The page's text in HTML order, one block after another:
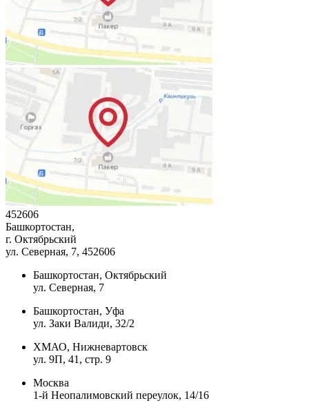
452606
Башкортостан,
г. Октябрьский
ул. Северная, 7, 452606
Башкортостан, Октябрьский
ул. Северная, 7
Башкортостан, Уфа
ул. Заки Валиди, 32/2
ХМАО, Нижневартовск
ул. 9П, 41, стр. 9
Москва
1-й Неопалимовский переулок, 14/16